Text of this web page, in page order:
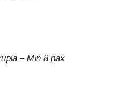
– Min 8 pax